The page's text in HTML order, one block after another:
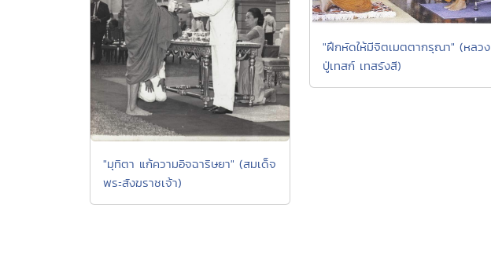
"มุทิตา แก้ความอิจฉาริษยา" (สมเด็จ
พระสังฆราชเจ้า)
"ฝึกหัดให้มีจิตเมตตากรุณา" (หลวง
ปู่เทสก์ เทสรังสี)